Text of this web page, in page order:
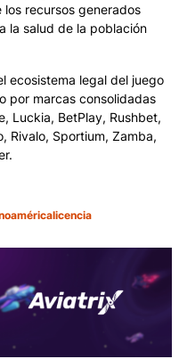
recursos generados
la salud de la población
ecosistema legal del juego
por marcas consolidadas
Luckia, BetPlay, Rushbet,
Rivalo, Sportium, Zamba,
licencia